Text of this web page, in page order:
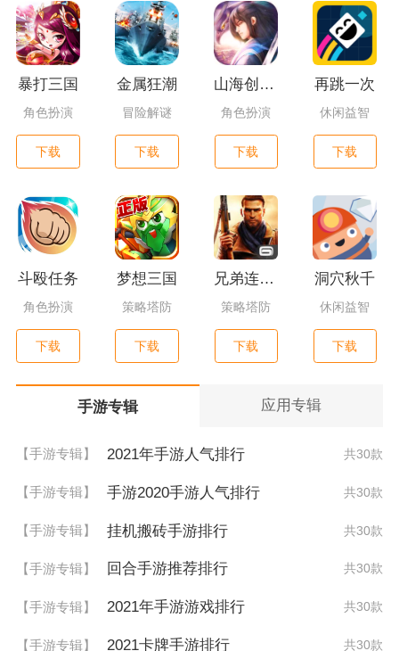
暴打三国
角色扮演
下载
金属狂潮
冒险解谜
下载
山海创世录一剑天逆
角色扮演
下载
再跳一次
休闲益智
下载
斗殴任务
角色扮演
下载
梦想三国
策略塔防
下载
兄弟连3：战争之子
策略塔防
下载
洞穴秋千
休闲益智
下载
手游专辑 应用专辑
【手游专辑】 2021年手游人气排行 共30款
【手游专辑】 手游2020手游人气排行 共30款
【手游专辑】 挂机搬砖手游排行 共30款
【手游专辑】 回合手游推荐排行 共30款
【手游专辑】 2021年手游游戏排行 共30款
【手游专辑】 2021卡牌手游排行 共30款